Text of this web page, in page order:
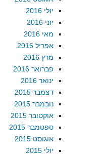
יולי 2016
יוני 2016
מאי 2016
אפריל 2016
מרץ 2016
פברואר 2016
ינואר 2016
דצמבר 2015
נובמבר 2015
אוקטובר 2015
ספטמבר 2015
אוגוסט 2015
יולי 2015